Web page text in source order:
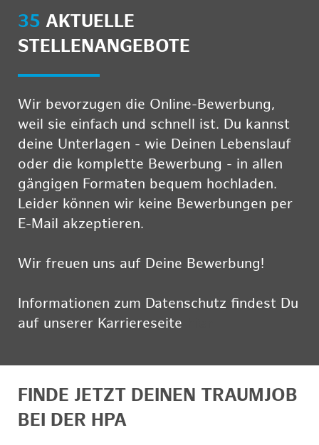
35 AKTUELLE
STELLENANGEBOTE
Wir bevorzugen die Online-Bewerbung,
weil sie einfach und schnell ist. Du kannst
deine Unterlagen - wie Deinen Lebenslauf
oder die komplette Bewerbung - in allen
gängigen Formaten bequem hochladen.
Leider können wir keine Bewerbungen per
E-Mail akzeptieren.
Wir freuen uns auf Deine Bewerbung!
Informationen zum Datenschutz findest Du
auf unserer Karriereseite
FINDE JETZT DEINEN TRAUMJOB
BEI DER HPA